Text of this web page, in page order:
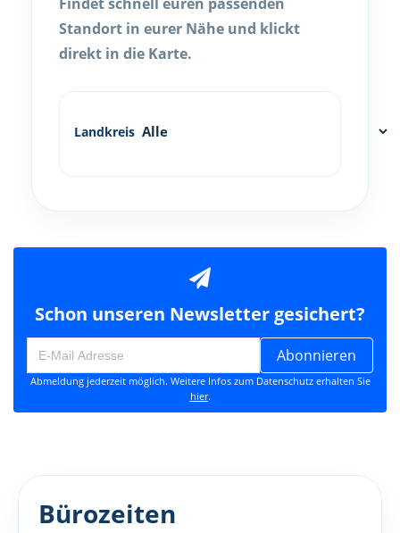
Standort in eurer Nähe und klickt
direkt in die Karte.
Landkreis
Schon unseren Newsletter gesichert?
Abonnieren
Abmeldung jederzeit möglich. Weitere Infos zum Datenschutz erhalten Sie
hier.
Bürozeiten